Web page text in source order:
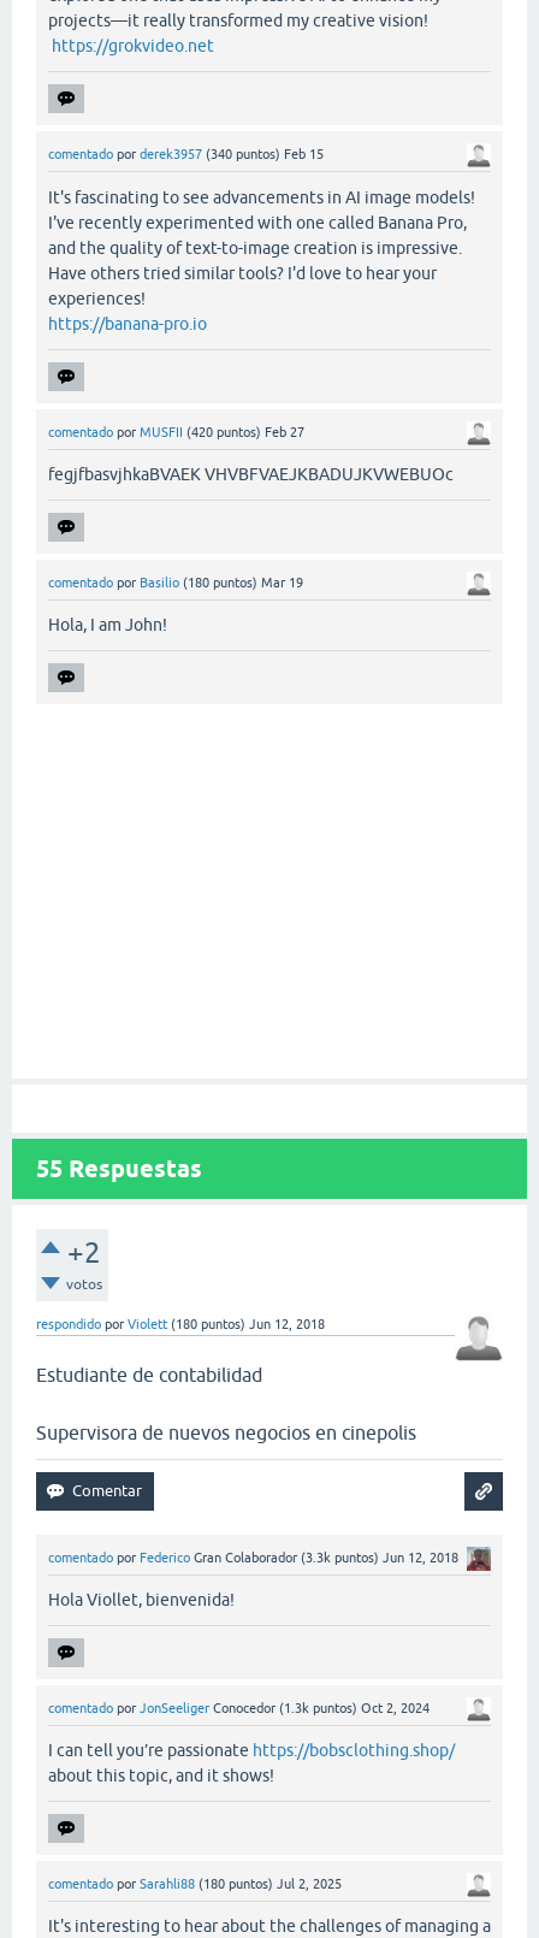
projects—it really transformed my creative vision!
https://grokvideo.net
comentado por derek3957 (340 puntos) Feb 15
It's fascinating to see advancements in AI image models!
I've recently experimented with one called Banana Pro,
and the quality of text-to-image creation is impressive.
Have others tried similar tools? I'd love to hear your
experiences!
https://banana-pro.io
comentado por MUSFII (420 puntos) Feb 27
fegjfbasvjhkaBVAEK VHVBFVAEJKBADUJKVWEBUOc
comentado por Basilio (180 puntos) Mar 19
Hola, I am John!
55 Respuestas
+2
votos
respondido por Violett (180 puntos) Jun 12, 2018
Estudiante de contabilidad
Supervisora de nuevos negocios en cinepolis
comentado por Federico Gran Colaborador (3.3k puntos) Jun 12, 2018
Hola Viollet, bienvenida!
comentado por JonSeeliger Conocedor (1.3k puntos) Oct 2, 2024
I can tell you’re passionate https://bobsclothing.shop/
about this topic, and it shows!
comentado por Sarahli88 (180 puntos) Jul 2, 2025
It's interesting to hear about the challenges of managing a